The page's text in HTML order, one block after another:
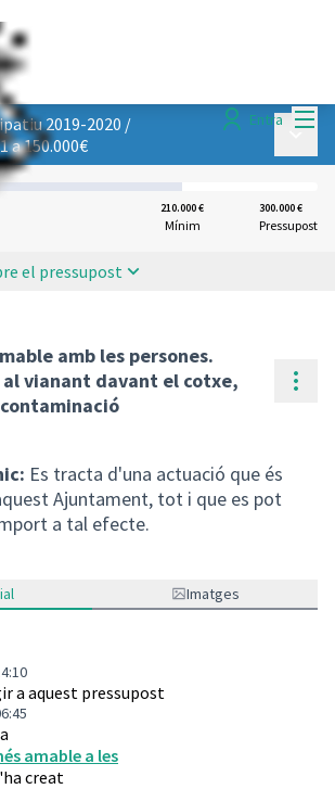
Entra
2019-2020 /
a 150.000€
210.000 €
Mínim
300.000 €
Pressupost
el pressupost
amb les persones.
vianant davant el cotxe,
Es tracta d'una actuació que és
Ajuntament, tot i que es pot
a tal efecte.
Imatges
a aquest pressupost
amable a les
creat